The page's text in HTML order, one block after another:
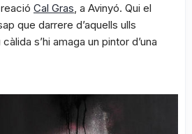
Cal Gras , a Avinyó. Qui el
que darrere d’aquells ulls
s’hi amaga un pintor d’una